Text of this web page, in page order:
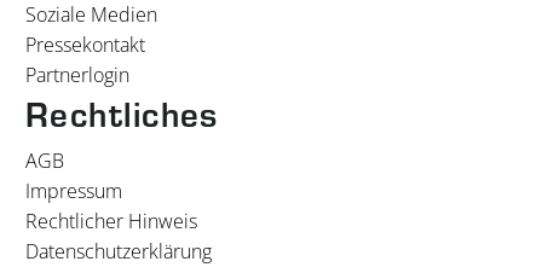
Soziale Medien
Pressekontakt
Partnerlogin
Rechtliches
AGB
Impressum
Rechtlicher Hinweis
Datenschutzerklärung